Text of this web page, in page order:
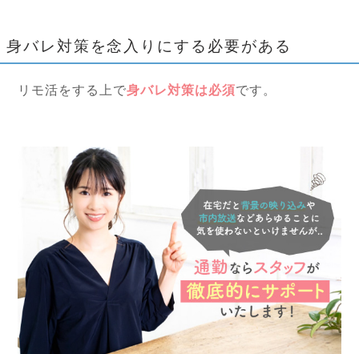
身バレ対策を念入りにする必要がある
リモ活をする上で身バレ対策は必須です。